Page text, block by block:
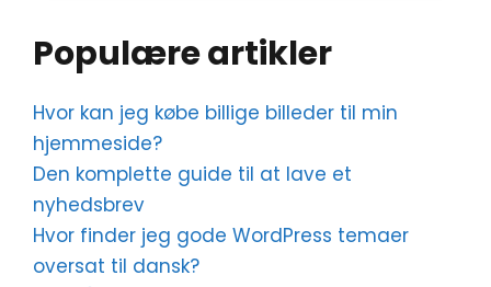
Populære artikler
Hvor kan jeg købe billige billeder til min
hjemmeside?
Den komplette guide til at lave et
nyhedsbrev
Hvor finder jeg gode WordPress temaer
oversat til dansk?